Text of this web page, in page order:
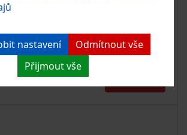
nastavení
Odmítnout vše
Přijmout vše
s těsnící podložkou je určen pro